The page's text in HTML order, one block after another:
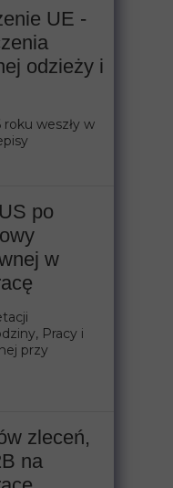
UE -
odzieży i
roku weszły w
po
w
Pracy i
przy
zleceń,
na